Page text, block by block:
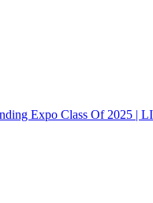
Expo Class Of 2025 |